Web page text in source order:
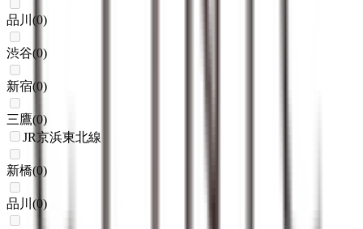
品川 (0)
渋谷(0)
新宿(0)
三鷹(0)
JR京浜東北線
新橋(0)
品川 (0)